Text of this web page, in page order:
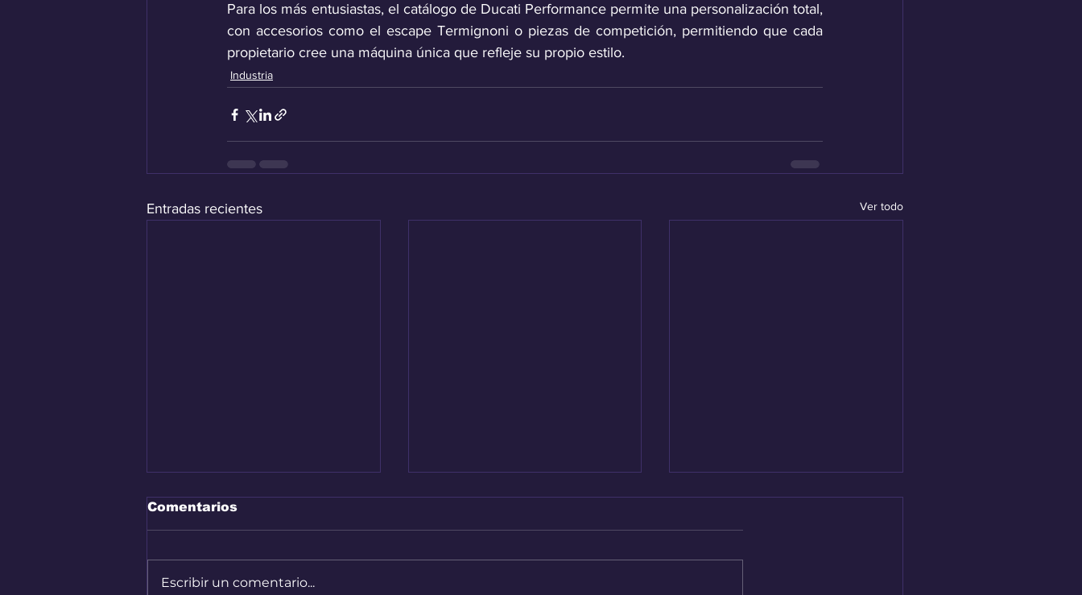
Para los más entusiastas, el catálogo de Ducati Performance permite una personalización total,
con accesorios como el escape Termignoni o piezas de competición, permitiendo que cada
propietario cree una máquina única que refleje su propio estilo.
Industria
Entradas recientes Ver todo
Comentarios
Escribir un comentario...